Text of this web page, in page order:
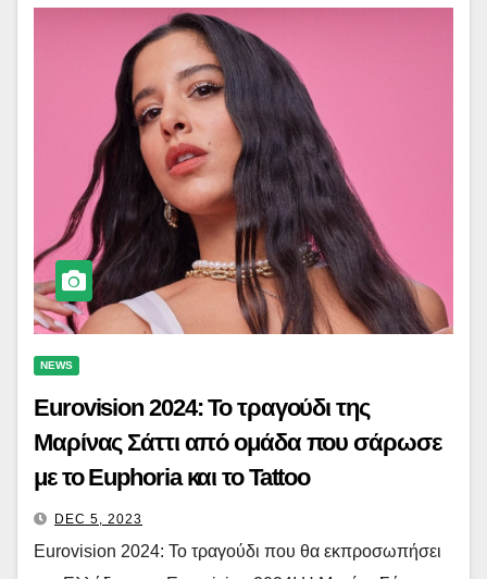
NEWS
Eurovision 2024: Το τραγούδι της
Μαρίνας Σάττι από ομάδα που σάρωσε
με το Euphoria και το Tattoo
DEC 5, 2023
Eurovision 2024: Το τραγούδι που θα εκπροσωπήσει